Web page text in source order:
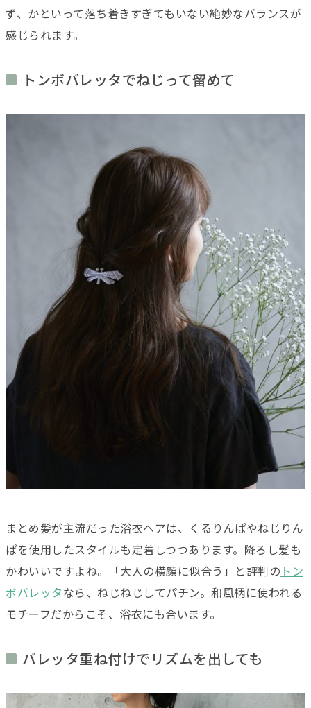
ず、かといって落ち着きすぎてもいない絶妙なバランスが
感じられます。
トンボバレッタでねじって留めて
まとめ髪が主流だった浴衣ヘアは、くるりんぱやねじりん
ぱを使用したスタイルも定着しつつあります。降ろし髪も
かわいいですよね。「大人の横顔に似合う」と評判の トン
ボバレッタ なら、ねじねじしてパチン。和風柄に使われる
モチーフだからこそ、浴衣にも合います。
バレッタ重ね付けでリズムを出しても